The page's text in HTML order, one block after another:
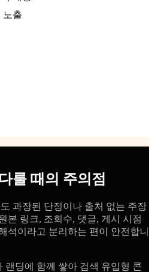
노출
룰 때의 주의점
과장된 단정이나 출처 없는 주장
본 링크, 조회수, 댓글, 게시 시점
석이라고 분리하는 편이 안전합니
랜딩에 함께 쌓아 검색 유입형 콘